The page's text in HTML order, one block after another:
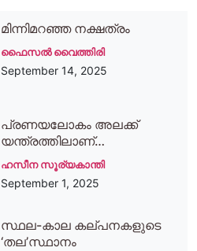
മിന്നിമറഞ്ഞ നക്ഷത്രം
ഫൈസല്‍ വൈത്തിരി
September 14, 2025
പ്രണയലോകം അലക്ക്
യന്ത്രത്തിലാണ്…
ഹസീന സൂര്യകാന്തി
September 1, 2025
സ്ഥല-കാല കല്പനകളുടെ
‘തല’സ്ഥാനം